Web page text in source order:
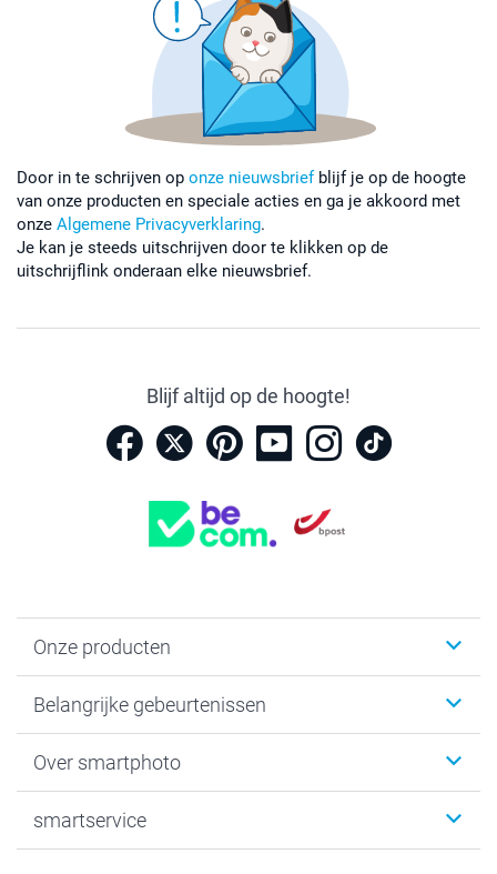
Door in te schrijven op onze nieuwsbriefblijf je op de hoogte
van onze producten en speciale acties en ga je akkoord met
onze Algemene Privacyverklaring.
Je kan je steeds uitschrijven door te klikken op de
uitschrijflink onderaan elke nieuwsbrief.
Blijf altijd op de hoogte!
Onze producten
Fotogeschenken
Fotoprints, Fotoposter & Fotoalbum met fotoprints
MyNameBook
Belangrijke gebeurtenissen
Baby
Communie- en Lentefeest
Over smartphoto
Duurzaamheid
smartservice